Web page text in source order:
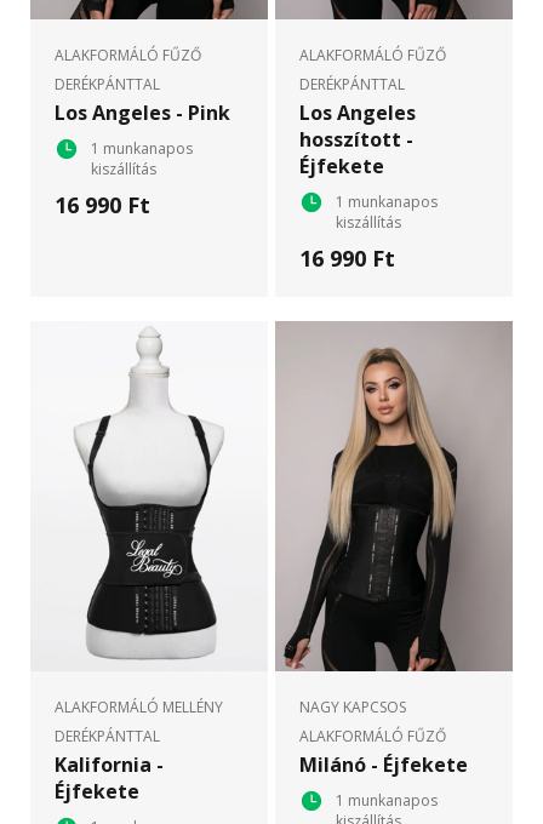
ALAKFORMÁLÓ FŰZŐ
DERÉKPÁNTTAL
Los Angeles - Pink
1 munkanapos
kiszállítás
16 990 Ft
ALAKFORMÁLÓ FŰZŐ
DERÉKPÁNTTAL
Los Angeles
hosszított -
Éjfekete
1 munkanapos
kiszállítás
16 990 Ft
ALAKFORMÁLÓ MELLÉNY
DERÉKPÁNTTAL
Kalifornia -
Éjfekete
NAGY KAPCSOS
ALAKFORMÁLÓ FŰZŐ
Milánó - Éjfekete
1 munkanapos